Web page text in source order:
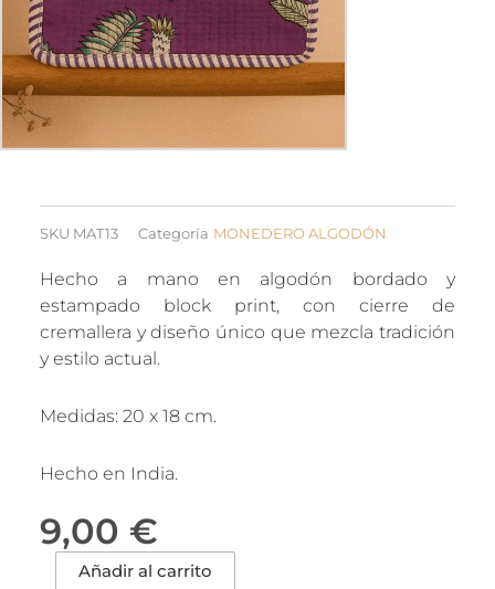
SKU MAT13 Categoría MONEDERO ALGODÓN
Hecho a mano en algodón bordado y
estampado block print, con cierre de
cremallera y diseño único que mezcla tradición
y estilo actual.
Medidas: 20 x 18 cm.
Hecho en India.
9,00 €
Monedero
Añadir al carrito